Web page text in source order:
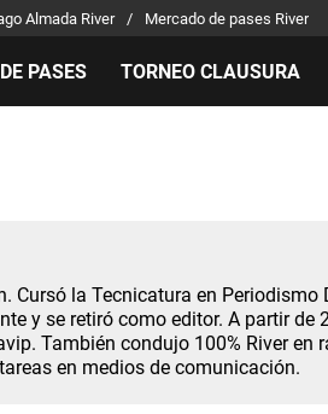
Almada River Mercado de pases River
PASES TORNEO CLAUSURA
Entrevistas
la Tecnicatura en
y se retiró como editor. A partir
También condujo 100% River
en medios de comunicación.